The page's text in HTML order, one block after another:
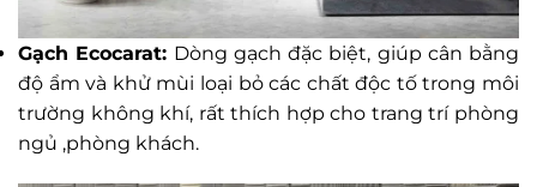
Gạch Ecocarat: Dòng gạch đặc biệt, giúp cân bằng
độ ẩm và khử mùi loại bỏ các chất độc tố trong môi
trường không khí, rất thích hợp cho trang trí phòng
ngủ ,phòng khách.